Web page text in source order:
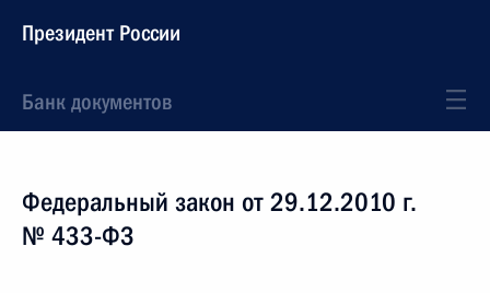
Президент России
Банк документов
Федеральный закон от 29.12.2010 г.
№ 433-ФЗ